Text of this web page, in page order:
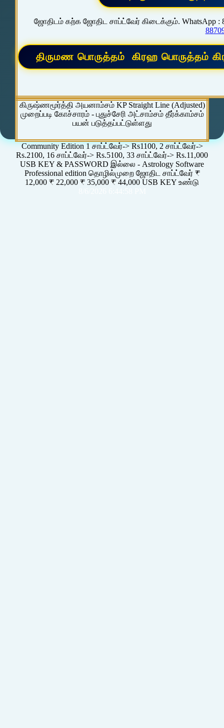
ஜோதிடம் கற்க ஜோதிட சாப்ட்வேர் கிடைக்கும். WhatsApp :
கிருஷ்ணமூர்த்தி அயனாம்சம் KP Straight Line (Adjusted)
முறைப்படி கோச்சாரம் - புதுச்சேரி அட்சாம்சம் தீர்க்காம்சம்
பயன் படுத்தப்பட்டுள்ளது
Community Edition 1 சாப்ட்வேர்-> Rs1100, 2 சாப்ட்வேர்->
Rs.2100, 16 சாப்ட்வேர்-> Rs.5100, 33 சாப்ட்வேர்-> Rs.11,000
USB KEY & PASSWORD இல்லை - Astrology Software
Professional edition தொழில்முறை ஜோதிட சாப்ட்வேர் ₹
12,000 ₹ 22,000 ₹ 35,000 ₹ 44,000 USB KEY உண்டு